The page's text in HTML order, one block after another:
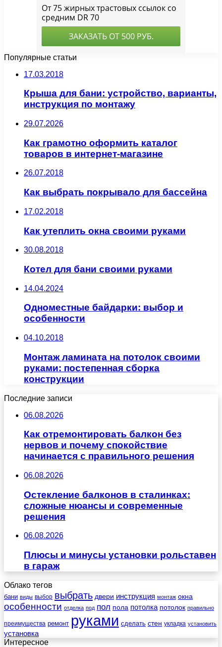
Популярные статьи
17.03.2018
Крыша для бани: устройство, варианты,
инструкция по монтажу
29.07.2026
Как грамотно оформить каталог
товаров в интернет-магазине
26.07.2018
Как выбрать покрывало для бассейна
17.02.2018
Как утеплить окна своими руками
30.08.2018
Котел для бани своими руками
14.04.2024
Одноместные байдарки: выбор и
особенности
04.10.2018
Монтаж ламината на потолок своими
руками: постепенная сборка
конструкции
Последние записи
06.08.2026
Как отремонтировать балкон без
нервов и почему спокойствие
начинается с правильного решения
06.08.2026
Остекление балконов в сталинках:
сложные нюансы и современные
решения
06.08.2026
Плюсы и минусы установки рольставен
в гараж
Облако тегов
бани виды выбор выбрать двери инструкция монтаж окна
особенности отделка под пол пола потолка потолок правильно
преимущества ремонт руками сделать стен укладка установить
установка
Интересное